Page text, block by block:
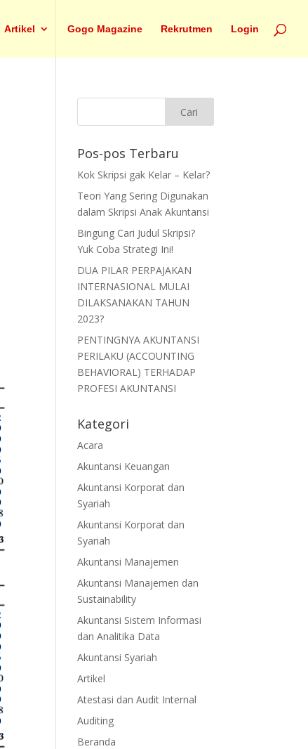
Artikel Gogo Magazine Rekrutmen Login
Pos-pos Terbaru
Kok Skripsi gak Kelar – Kelar?
Teori Yang Sering Digunakan
dalam Skripsi Anak Akuntansi
Bingung Cari Judul Skripsi?
Yuk Coba Strategi Ini!
DUA PILAR PERPAJAKAN
INTERNASIONAL MULAI
DILAKSANAKAN TAHUN
2023?
PENTINGNYA AKUNTANSI
PERILAKU (ACCOUNTING
BEHAVIORAL) TERHADAP
PROFESI AKUNTANSI
Kategori
Acara
Akuntansi Keuangan
Akuntansi Korporat dan
Syariah
Akuntansi Korporat dan
Syariah
Akuntansi Manajemen
Akuntansi Manajemen dan
Sustainability
Akuntansi Sistem Informasi
dan Analitika Data
Akuntansi Syariah
Artikel
Atestasi dan Audit Internal
Auditing
Beranda